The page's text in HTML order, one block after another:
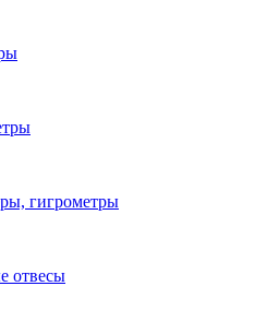
гигрометры
отвесы